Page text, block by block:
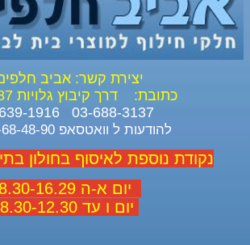
יצירת קשר: אביב
כתובת:
דרך קיבוץ גלויות 87 ת"א
להודעות ל וואטסאפ 0522-68-48-90
נקודת נוספת לאיסוף בחולון
יום א-ה 8.30-16.29
יום ו עד 8.30-12.30